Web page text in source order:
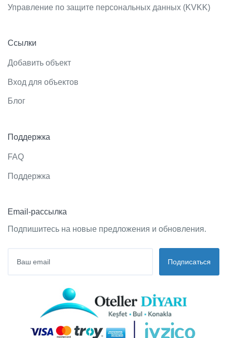
Управление по защите персональных данных (KVKK)
Ссылки
Добавить объект
Вход для объектов
Блог
Поддержка
FAQ
Поддержка
Email-рассылка
Подпишитесь на новые предложения и обновления.
Подписаться